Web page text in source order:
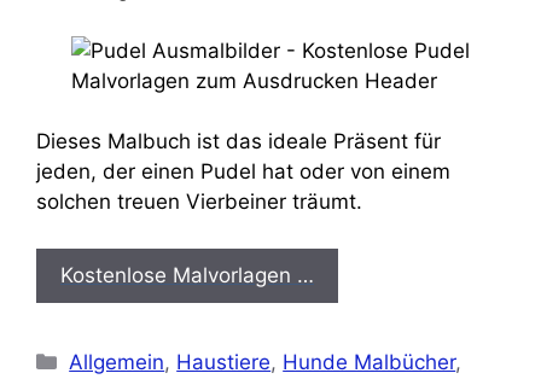
Dieses Malbuch ist das ideale Präsent für
jeden, der einen Pudel hat oder von einem
solchen treuen Vierbeiner träumt.
Kostenlose Malvorlagen …
Kategorien
Allgemein, Haustiere, Hunde Malbücher,